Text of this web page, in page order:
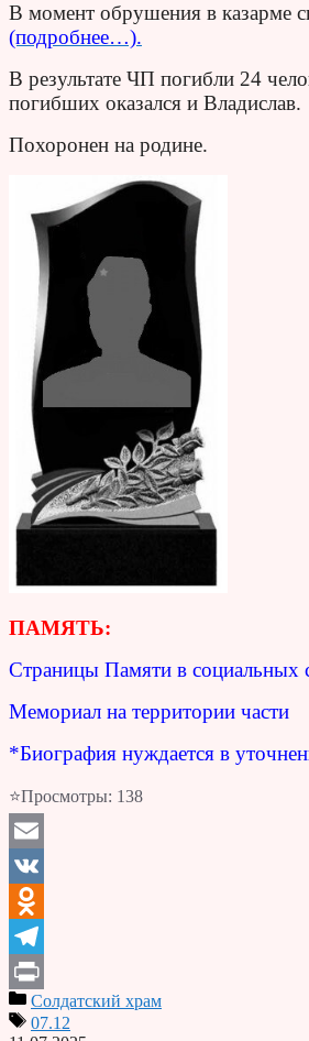
В момент обрушения в казарме
(подробнее…).
В результате ЧП погибли 24
погибших оказался и Владислав.
Похоронен на родине.
ПАМЯТЬ:
Страницы Памяти в социальных
Мемориал на территории части
*Биография нуждается в
⭐Просмотры: 138
Email
VK
Odnoklassniki
Telegram
PrintСолдатский храм
07.12